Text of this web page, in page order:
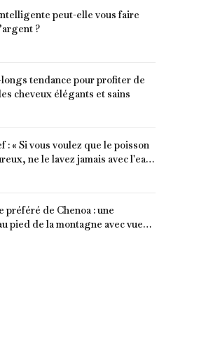
peut-elle vous faire
?
tendance pour profiter de
cheveux élégants et sains
: « Si vous voulez que le poisson
ne le lavez jamais avec l'eau
préféré de Chenoa : une
pied de la montagne avec vue
bon poisson et criques